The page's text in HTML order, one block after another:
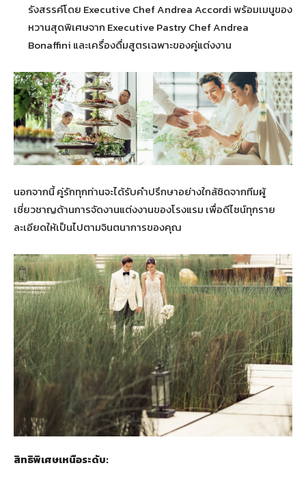
รังสรรค์โดย Executive Chef Andrea Accordi พร้อมเมนูของ
หวานสุดพิเศษจาก Executive Pastry Chef Andrea
Bonaffini และเครื่องดื่มสูตรเฉพาะของคู่แต่งงาน
นอกจากนี้ คู่รักทุกท่านจะได้รับคำปรึกษาอย่างใกล้ชิดจากทีมผู้
เชี่ยวชาญด้านการจัดงานแต่งงานของโรงแรม เพื่อดีไซน์ทุกราย
ละเอียดให้เป็นไปตามจินตนาการของคุณ
สิทธิพิเศษเหนือระดับ: